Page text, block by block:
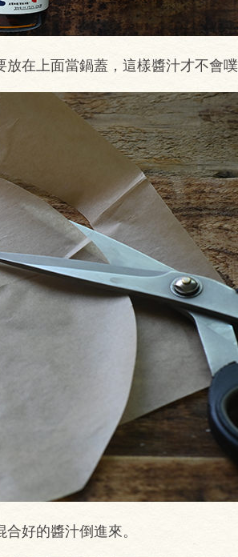
在上面當鍋蓋，這樣醬汁才不會
好的醬汁倒進來。